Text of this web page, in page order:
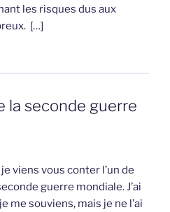
les risques dus aux
[…]
la seconde guerre
viens vous conter l’un de
guerre mondiale. J’ai
me souviens, mais je ne l’ai